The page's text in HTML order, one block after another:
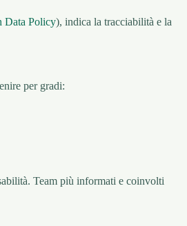
Data Policy), indica la tracciabilità e la
per gradi:
Team più informati e coinvolti